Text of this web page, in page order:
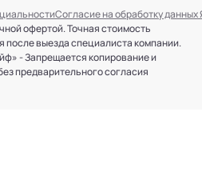
офертой. Точная стоимость
после выезда специалиста компании.
- Запрещается копирование и
предварительного согласия
Согласие на обработку